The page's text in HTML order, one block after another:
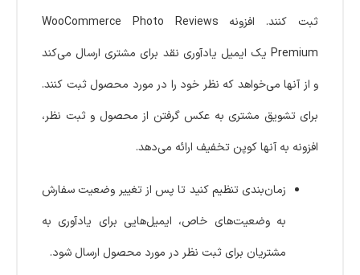
ثبت کنند. افزونه WooCommerce Photo Reviews
Premium یک ایمیل یادآوری نقد برای مشتری ارسال می‌کند
و از آنها می‌خواهد که نظر خود را در مورد محصول ثبت کنند.
برای تشویق مشتری به عکس گرفتن از محصول و ثبت نظر،
افزونه به آنها کوپن تخفیف ارائه می‌دهد.
زمان‌بندی تنظیم کنید تا پس از تغییر وضعیت سفارش
به وضعیت‌های خاص، ایمیل‌هایی برای یادآوری به
مشتریان برای ثبت نظر در مورد محصول ارسال شود.